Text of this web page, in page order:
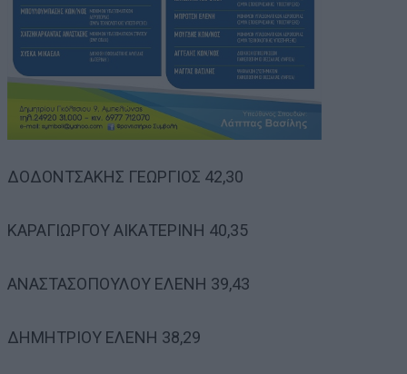
ΔΟΔΟΝΤΣΑΚΗΣ ΓΕΩΡΓΙΟΣ 42,30
ΚΑΡΑΓΙΩΡΓΟΥ ΑΙΚΑΤΕΡΙΝΗ 40,35
ΑΝΑΣΤΑΣΟΠΟΥΛΟΥ ΕΛΕΝΗ 39,43
ΔΗΜΗΤΡΙΟΥ ΕΛΕΝΗ 38,29